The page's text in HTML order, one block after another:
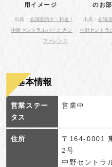
用イメージ
出典： 会議室紹介・料金 |
中野セントラルパーク カン
ファレンス
のお部
出典：会議
中野セントラ
基本情報
営業ステー
タス
営業中
住所
〒164-0001
2号
中野セントラ